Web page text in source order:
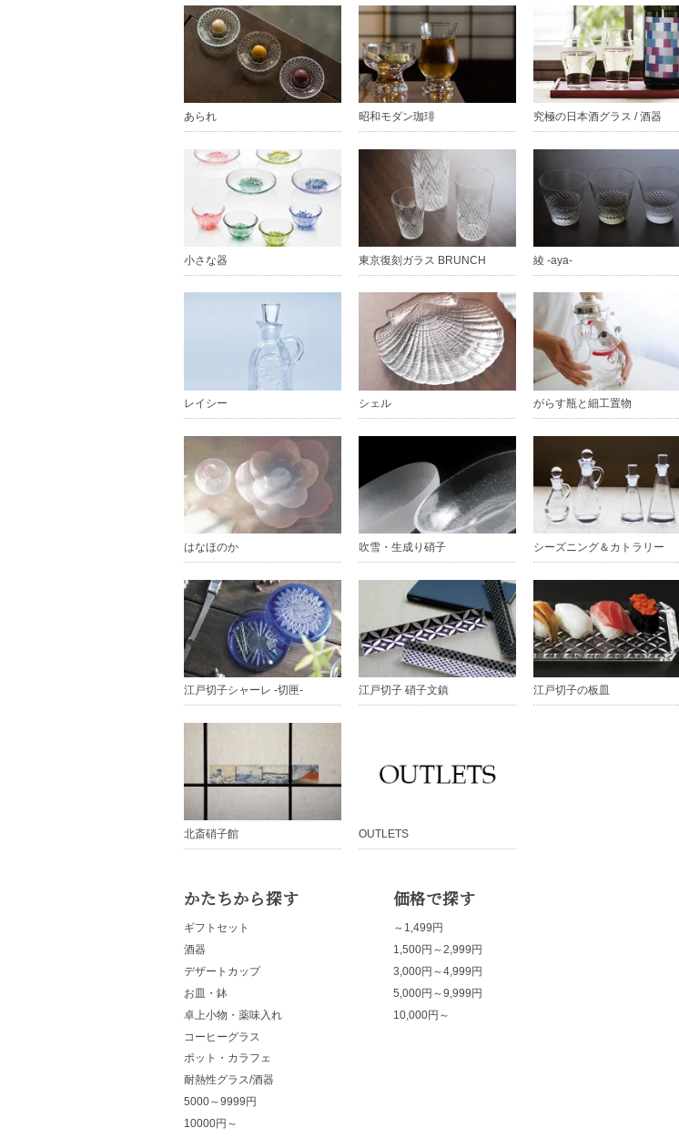
あられ 昭和モダン珈琲 究極の日本酒グラス / 酒器
小さな器 東京復刻ガラス BRUNCH 綾 -aya-
レイシー シェル がらす瓶と細工置物
はなほのか 吹雪・生成り硝子 シーズニング＆カトラリー
江戸切子シャーレ -切匣- 江戸切子 硝子文鎮 江戸切子の板皿
北斎硝子館 OUTLETS
かたちから探す
ギフトセット
酒器
デザートカップ
お皿・鉢
卓上小物・薬味入れ
コーヒーグラス
ポット・カラフェ
耐熱性グラス/酒器
5000～9999円
10000円～
価格で探す
～1,499円
1,500円～2,999円
3,000円～4,999円
5,000円～9,999円
10,000円～